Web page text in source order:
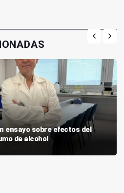
ensayo sobre efectos del
de alcohol